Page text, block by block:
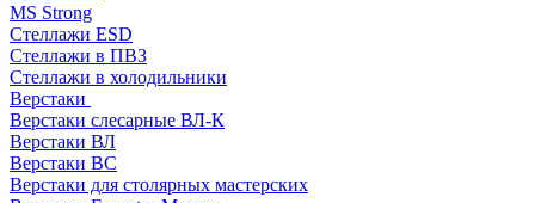
MS Strong
Стеллажи ESD
Стеллажи в ПВЗ
Стеллажи в холодильники
Верстаки
Верстаки слесарные ВЛ-К
Верстаки ВЛ
Верстаки ВС
Верстаки для столярных мастерских